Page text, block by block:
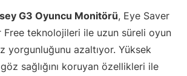
G3 Oyuncu Monitörü, Eye Saver
Free teknolojileri ile uzun süreli oyun
yorgunluğunu azaltıyor. Yüksek
sağlığını koruyan özellikleri ile